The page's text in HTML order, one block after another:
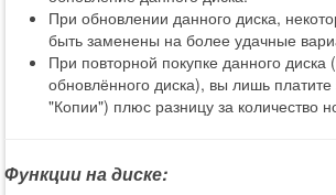
При обновлении данного диска,
быть заменены на более удачные
При повторной покупке данного диска
обновлённого диска), вы лишь
"Копии") плюс разницу за количество
Функции на диске: